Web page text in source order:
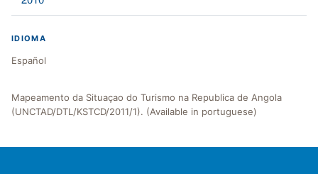
IDIOMA
Español
Mapeamento da Situaçao do Turismo na Republica de Angola
(UNCTAD/DTL/KSTCD/2011/1). (Available in portuguese)